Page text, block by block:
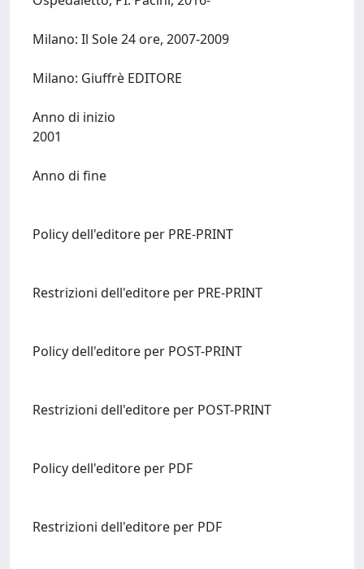
Milano: Il Sole 24 ore, 2007-2009
Anno di inizio
Anno di fine
Policy dell'editore per PRE-PRINT
Restrizioni dell'editore per PRE-PRINT
Policy dell'editore per POST-PRINT
Restrizioni dell'editore per POST-PRINT
Policy dell'editore per PDF
Restrizioni dell'editore per PDF